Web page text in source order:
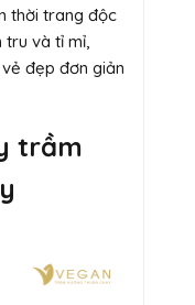
thời trang độc
và tỉ mỉ,
đẹp đơn giản
trầm